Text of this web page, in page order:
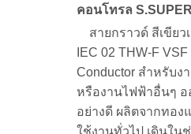
คอนโทรล
สายกราวด์ สีเขียว
IEC 02 THW-F
Conductor สำหรับง
หรืองานไฟฟ้าอื่นๆ
อย่างดี ผลิตจากทอง